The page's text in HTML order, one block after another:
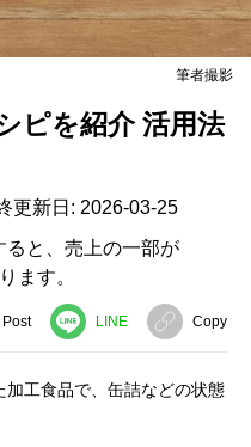
筆者撮影
ピを紹介 活用法
更新日: 2026-03-25
と、売上の一部が
ます。
Post LINE Copy
加工食品で、缶詰などの状態